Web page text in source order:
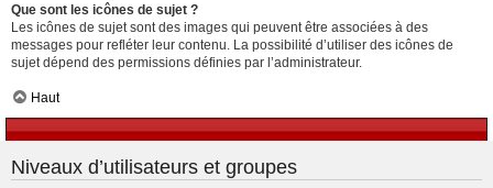
Que sont les icônes de sujet ?
Les icônes de sujet sont des images qui peuvent être associées à des
messages pour refléter leur contenu. La possibilité d’utiliser des icônes de
sujet dépend des permissions définies par l’administrateur.
Haut
Niveaux d’utilisateurs et groupes